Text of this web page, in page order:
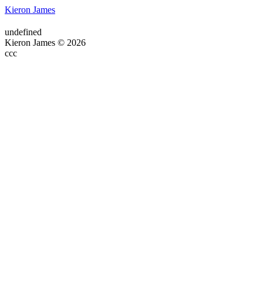
Kieron James
undefined
Kieron James © 2026
ссс